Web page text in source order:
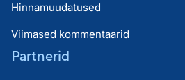
Hinnamuudatused
Viimased kommentaarid
Partnerid